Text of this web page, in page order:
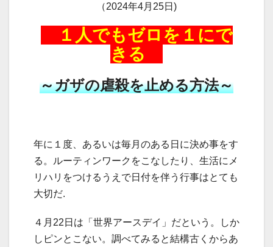
（2024年4月25日)
１人でもゼロを１にで
きる
～ガザの虐殺を止める方法～
年に１度、あるいは毎月のある日に決め事をす
る。ルーティンワークをこなしたり、生活にメ
リハリをつけるうえで日付を伴う行事はとても
大切だ.
４月22日は「世界アースデイ」だという。しか
しピンとこない。調べてみると結構古くからあ